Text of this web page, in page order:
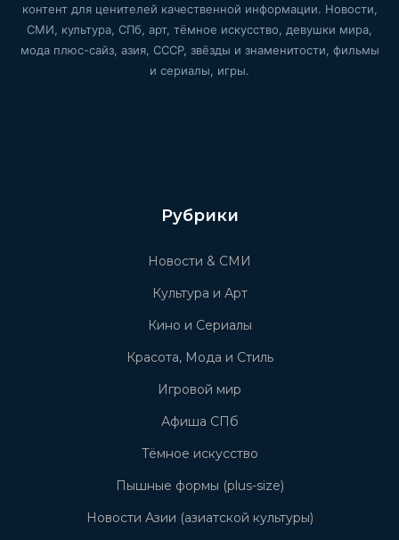
контент для ценителей качественной информации. Новости,
СМИ, культура, СПб, арт, тёмное искусство, девушки мира,
мода плюс-сайз, азия, СССР, звёзды и знаменитости, фильмы
и сериалы, игры.
Рубрики
Новости & СМИ
Культура и Арт
Кино и Сериалы
Красота, Мода и Стиль
Игровой мир
Афиша СПб
Тёмное искусство
Пышные формы (plus-size)
Новости Азии (азиатской культуры)